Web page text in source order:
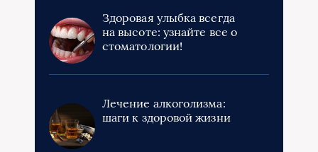
Здоровая улыбка всегда
на высоте: узнайте все о
стоматологии!
Лечение алкоголизма:
шаги к здоровой жизни